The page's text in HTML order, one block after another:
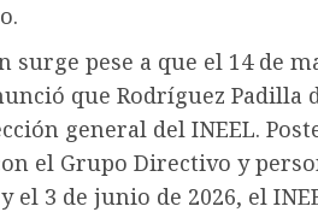
surge pese a que el 14 de
que Rodríguez Padilla
general del INEEL.
el Grupo Directivo y
el 3 de junio de 2026, el